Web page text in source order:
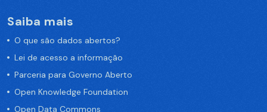
Saiba mais
O que são dados abertos?
Lei de acesso a informação
Parceria para Governo Aberto
Open Knowledge Foundation
Open Data Commons